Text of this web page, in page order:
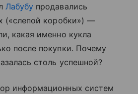
Лабубу продавались
(«слепой коробки») —
какая именно кукла
после покупки. Почему
столь успешной?
информационных систем